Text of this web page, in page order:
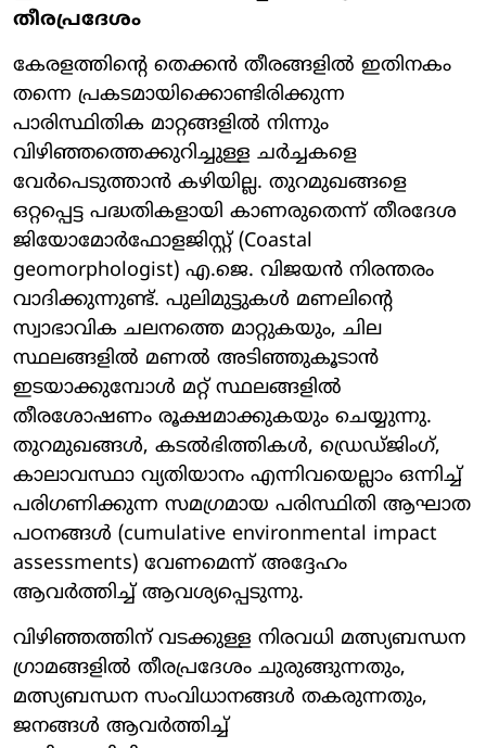
തീരപ്രദേശം
കേരളത്തിന്റെ തെക്കൻ തീരങ്ങളിൽ ഇതിനകം
തന്നെ പ്രകടമായിക്കൊണ്ടിരിക്കുന്ന
പാരിസ്ഥിതിക മാറ്റങ്ങളിൽ നിന്നും
വിഴിഞ്ഞത്തെക്കുറിച്ചുള്ള ചർച്ചകളെ
വേർപെടുത്താൻ കഴിയില്ല. തുറമുഖങ്ങളെ
ഒറ്റപ്പെട്ട പദ്ധതികളായി കാണരുതെന്ന് തീരദേശ
ജിയോമോർഫോളജിസ്റ്റ് (Coastal
geomorphologist) എ.ജെ. വിജയൻ നിരന്തരം
വാദിക്കുന്നുണ്ട്. പുലിമുട്ടുകൾ മണലിന്റെ
സ്വാഭാവിക ചലനത്തെ മാറ്റുകയും, ചില
സ്ഥലങ്ങളിൽ മണൽ അടിഞ്ഞുകൂടാൻ
ഇടയാക്കുമ്പോൾ മറ്റ് സ്ഥലങ്ങളിൽ
തീരശോഷണം രൂക്ഷമാക്കുകയും ചെയ്യുന്നു.
തുറമുഖങ്ങൾ, കടൽഭിത്തികൾ, ഡ്രെഡ്ജിംഗ്,
കാലാവസ്ഥാ വ്യതിയാനം എന്നിവയെല്ലാം ഒന്നിച്ച്
പരിഗണിക്കുന്ന സമഗ്രമായ പരിസ്ഥിതി ആഘാത
പഠനങ്ങൾ (cumulative environmental impact
assessments) വേണമെന്ന് അദ്ദേഹം
ആവർത്തിച്ച് ആവശ്യപ്പെടുന്നു.
വിഴിഞ്ഞത്തിന് വടക്കുള്ള നിരവധി മത്സ്യബന്ധന
ഗ്രാമങ്ങളിൽ തീരപ്രദേശം ചുരുങ്ങുന്നതും,
മത്സ്യബന്ധന സംവിധാനങ്ങൾ തകരുന്നതും,
ജനങ്ങൾ ആവർത്തിച്ച്